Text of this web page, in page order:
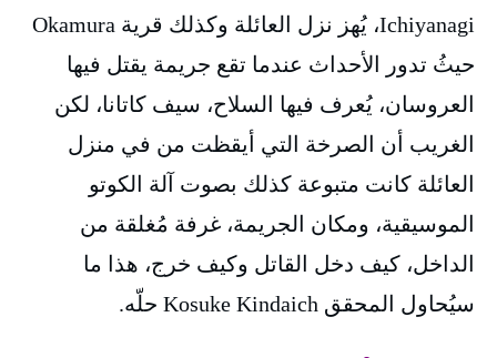
Ichiyanagi، يُهز نزل العائلة وكذلك قرية Okamura
حيثُ تدور الأحداث عندما تقع جريمة يقتل فيها
العروسان، يُعرف فيها السلاح، سيف كاتانا، لكن
الغريب أن الصرخة التي أيقظت من في منزل
العائلة كانت متبوعة كذلك بصوت آلة الكوتو
الموسيقية، ومكان الجريمة، غرفة مُغلقة من
الداخل، كيف دخل القاتل وكيف خرج، هذا ما
سيُحاول المحقق Kosuke Kindaich حلّه.